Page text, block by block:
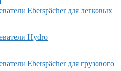
Eberspächer для легковых
Hydro
Eberspächer для грузового